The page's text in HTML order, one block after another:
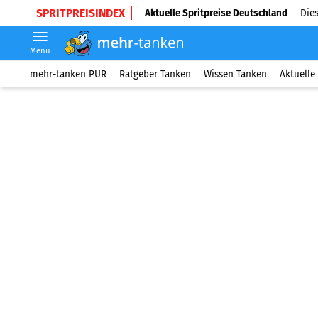
SPRITPREISINDEX Aktuelle Spritpreise Deutschland
Menü
mehr-tanken PUR Ratgeber Tanken Wissen Tanken Aktuelle